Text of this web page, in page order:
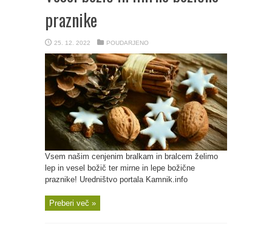
praznike
25. 12. 2022 POUDARJENO
Vsem našim cenjenim bralkam in bralcem želimo
lep in vesel božič ter mirne in lepe božične
praznike! Uredništvo portala Kamnik.info
Preberi več »